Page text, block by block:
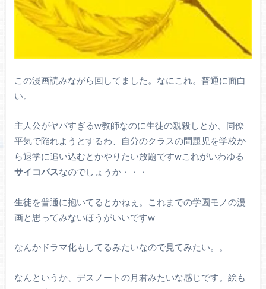
この漫画読みながら回してました。なにこれ。普通に面白
い。
主人公がヤバすぎるw教師なのに生徒の親殺しとか、同僚
平気で陥れようとするわ、自分のクラスの問題児を学校か
ら退学に追い込むとかやりたい放題ですwこれがいわゆる
サイコパスなのでしょうか・・・
生徒を普通に抱いてるとかねぇ。これまでの学園モノの漫
画と思ってみないほうがいいですw
なんかドラマ化もしてるみたいなので見てみたい。。
なんというか、デスノートの月君みたいな感じです。絵も